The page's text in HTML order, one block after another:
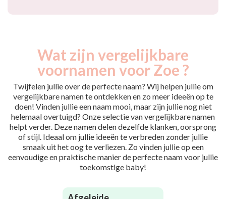
Wat zijn vergelijkbare
voornamen voor Zoe ?
Twijfelen jullie over de perfecte naam? Wij helpen jullie om
vergelijkbare namen te ontdekken en zo meer ideeën op te
doen! Vinden jullie een naam mooi, maar zijn jullie nog niet
helemaal overtuigd? Onze selectie van vergelijkbare namen
helpt verder. Deze namen delen dezelfde klanken, oorsprong
of stijl. Ideaal om jullie ideeën te verbreden zonder jullie
smaak uit het oog te verliezen. Zo vinden jullie op een
eenvoudige en praktische manier de perfecte naam voor jullie
toekomstige baby!